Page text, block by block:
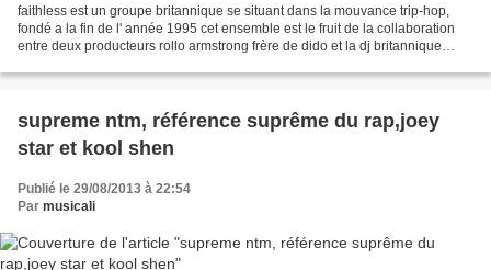
faithless est un groupe britannique se situant dans la mouvance trip-hop,
fondé a la fin de l' année 1995 cet ensemble est le fruit de la collaboration
entre deux producteurs rollo armstrong frère de dido et la dj britannique
supreme ntm, référence suprême du rap,joey
star et kool shen
Publié le 29/08/2013 à 22:54
Par musicali